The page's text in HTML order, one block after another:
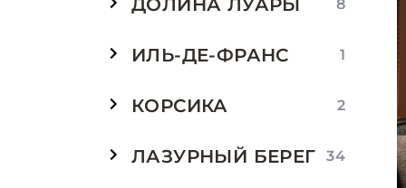
ДОЛИНА ЛУАРЫ 8
ИЛЬ-ДЕ-ФРАНС 1
КОРСИКА 2
ЛАЗУРНЫЙ БЕРЕГ 34